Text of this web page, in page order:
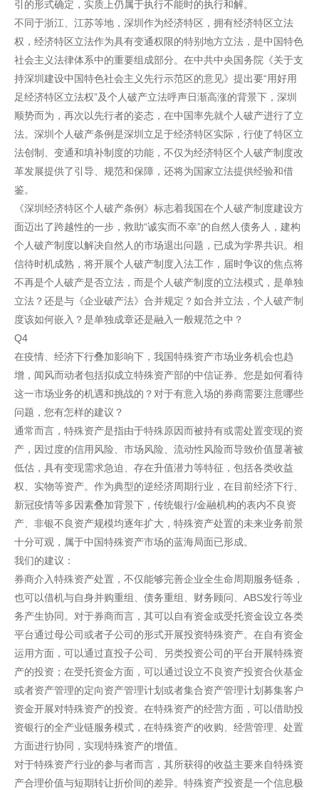
引的形式确定，实质上仍属于执行不能时的执行和解。
不同于浙江、江苏等地，深圳作为经济特区，拥有经济特区立法
权，经济特区立法作为具有变通权限的特别地方立法，是中国特色
社会主义法律体系中的重要组成部分。在中共中央国务院《关于支
持深圳建设中国特色社会主义先行示范区的意见》提出要“用好用
足经济特区立法权”及个人破产立法呼声日渐高涨的背景下，深圳
顺势而为，再次以先行者的姿态，在中国率先就个人破产进行了立
法。深圳个人破产条例是深圳立足于经济特区实际，行使了特区立
法创制、变通和填补制度的功能，不仅为经济特区个人破产制度改
革发展提供了引导、规范和保障，还将为国家立法提供经验和借
鉴。
《深圳经济特区个人破产条例》标志着我国在个人破产制度建设方
面迈出了跨越性的一步，救助“诚实而不幸”的自然人债务人，建构
个人破产制度以解决自然人的市场退出问题，已成为学界共识。相
信待时机成熟，将开展个人破产制度入法工作，届时争议的焦点将
不再是个人破产是否立法，而是个人破产制度的立法模式，是单独
立法？还是与《企业破产法》合并规定？如合并立法，个人破产制
度该如何嵌入？是单独成章还是融入一般规范之中？
Q4
在疫情、经济下行叠加影响下，我国特殊资产市场业务机会也趋
增，闻风而动者包括拟成立特殊资产部的中信证券。您是如何看待
这一市场业务的机遇和挑战的？对于有意入场的券商需要注意哪些
问题，您有怎样的建议？
通常而言，特殊资产是指由于特殊原因而被持有或需处置变现的资
产，因过度的信用风险、市场风险、流动性风险而导致价值显著被
低估，具有变现需求急迫、存在升值潜力等特征，包括各类收益
权、实物等资产。作为典型的逆经济周期行业，在目前经济下行、
新冠疫情等多因素叠加背景下，传统银行/金融机构的表内不良资
产、非银不良资产规模均逐年扩大，特殊资产处置的未来业务前景
十分可观，属于中国特殊资产市场的蓝海局面已形成。
我们的建议：
券商介入特殊资产处置，不仅能够完善企业全生命周期服务链条，
也可以借机与自身并购重组、债务重组、财务顾问、ABS发行等业
务产生协同。对于券商而言，其可以自有资金或受托资金设立各类
平台通过母公司或者子公司的形式开展投资特殊资产。在自有资金
运用方面，可以通过直投子公司、另类投资公司的平台开展特殊资
产的投资；在受托资金方面，可以通过设立不良资产投资合伙基金
或者资产管理的定向资产管理计划或者集合资产管理计划募集客户
资金开展对特殊资产的投资。在特殊资产的经营方面，可以借助投
资银行的全产业链服务模式，在特殊资产的收购、经营管理、处置
方面进行协同，实现特殊资产的增值。
对于特殊资产行业的参与者而言，其所获得的收益主要来自特殊资
产合理价值与短期转让折价间的差异。特殊资产投资是一个信息极